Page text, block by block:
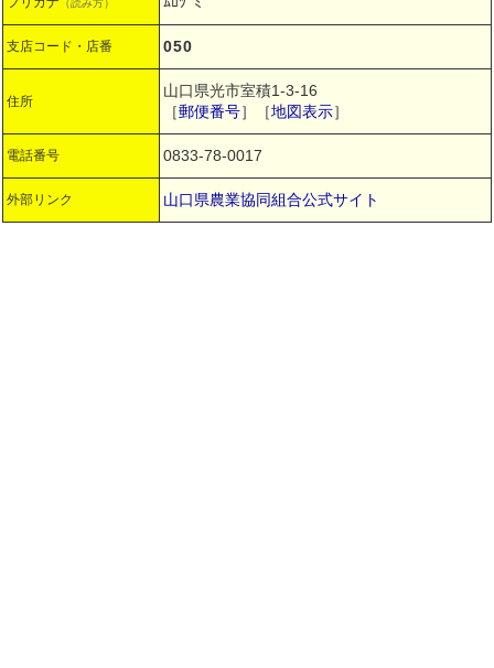
（読み方）
支店コード・店番 050
住所
山口県光市室積1-3-16
［郵便番号］［地図表示］
電話番号 0833-78-0017
外部リンク 山口県農業協同組合公式サイト